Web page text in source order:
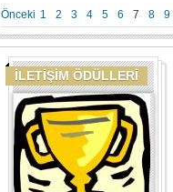
Önceki 1 2 3 4 5 6 7 8 9
İLETİŞİM ÖDÜLLERİ